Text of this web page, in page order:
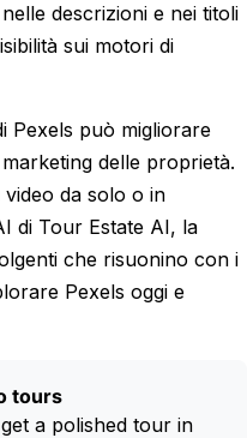
descrizioni e nei titoli
sui motori di
Pexels può migliorare
delle proprietà.
da solo o in
di Tour Estate AI, la
che risuonino con i
Pexels oggi e
tours
a polished tour in